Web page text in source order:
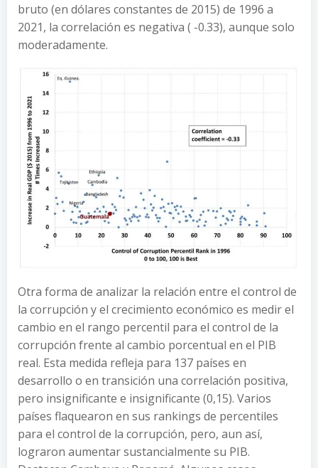
bruto (en dólares constantes de 2015) de 1996 a
2021, la correlación es negativa ( -0.33), aunque solo
moderadamente.
Otra forma de analizar la relación entre el control de
la corrupción y el crecimiento económico es medir el
cambio en el rango percentil para el control de la
corrupción frente al cambio porcentual en el PIB
real. Esta medida refleja para 137 países en
desarrollo o en transición una correlación positiva,
pero insignificante e insignificante (0,15). Varios
países flaquearon en sus rankings de percentiles
para el control de la corrupción, pero, aun así,
lograron aumentar sustancialmente su PIB.